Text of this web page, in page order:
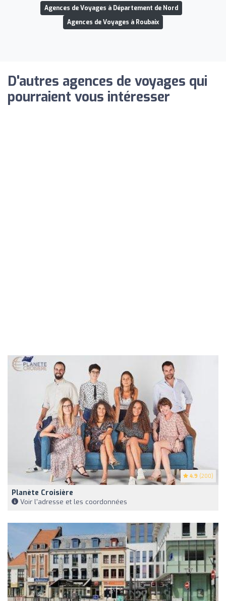
Agences de Voyages à Département de Nord
Agences de Voyages à Roubaix
D'autres agences de voyages qui
pourraient vous intéresser
4.9 (200)
Planète Croisière
Voir l'adresse et les coordonnées